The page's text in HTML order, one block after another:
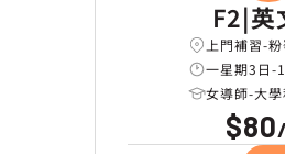
F2|英
上門補習-
一星期3日-
女導師-大學
$80/